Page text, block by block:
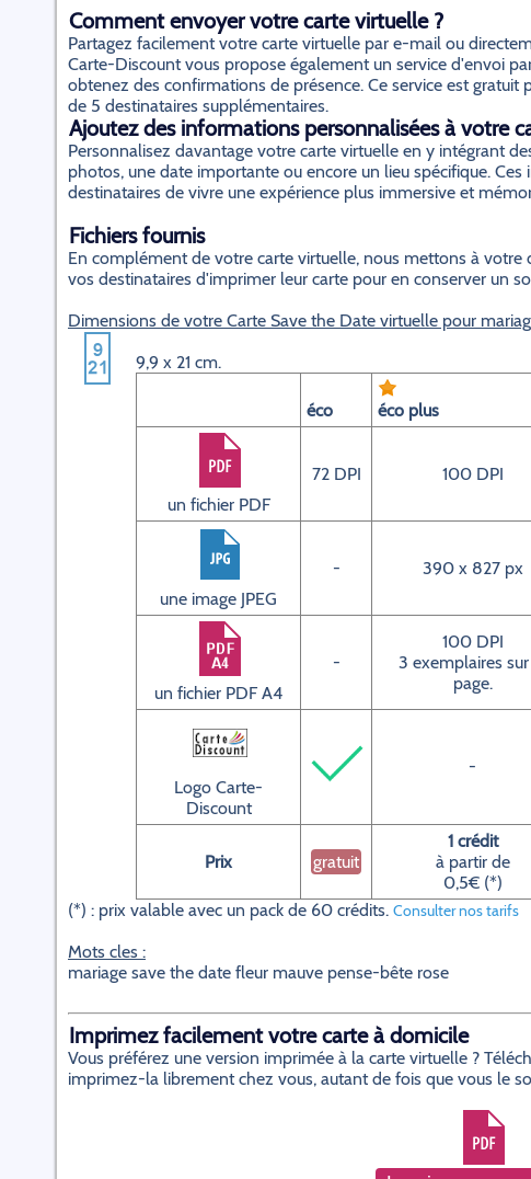
Comment envoyer votre carte virtuelle ?
Partagez facilement votre carte virtuelle par e-mail ou
Carte-Discount vous propose également un service d'envoi
obtenez des confirmations de présence. Ce service est
de 5 destinataires supplémentaires.
Ajoutez des informations personnalisées à votre
Personnalisez davantage votre carte virtuelle en y intégrant
photos, une date importante ou encore un lieu spécifique.
destinataires de vivre une expérience plus immersive et
Fichiers fournis
En complément de votre carte virtuelle, nous mettons à
vos destinataires d'imprimer leur carte pour en conserver un
Dimensions de votre Carte Save the Date virtuelle pour
9,9 x 21 cm.
éco éco plus
un fichier PDF
72 DPI 100 DPI
une image JPEG
- 390 x 827 px
un fichier PDF A4
-
100 DPI
3 exemplaires
page.
Logo Carte-
Discount
-
Prix gratuit
1 crédit
à partir de
0,5€ (*)
(*) : prix valable avec un pack de 60 crédits. Consulter nos tarifs
Mots cles :
mariage save the date fleur mauve pense-bête rose
Imprimez facilement votre carte à domicile
Vous préférez une version imprimée à la carte virtuelle ?
imprimez-la librement chez vous, autant de fois que vous le